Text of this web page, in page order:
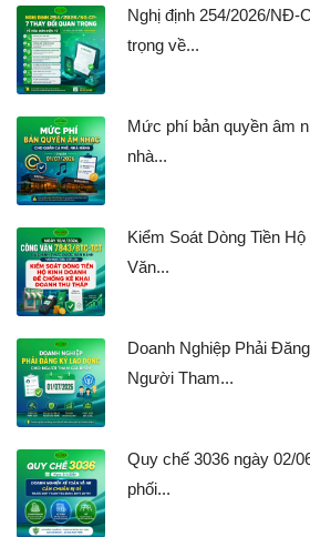
Nghị định 254/2026/NĐ-
trọng về...
Mức phí bản quyền âm
nhà...
Kiểm Soát Dòng Tiền
Văn...
Doanh Nghiệp Phải
Người Tham...
Quy chế 3036 ngày 02/
phối...